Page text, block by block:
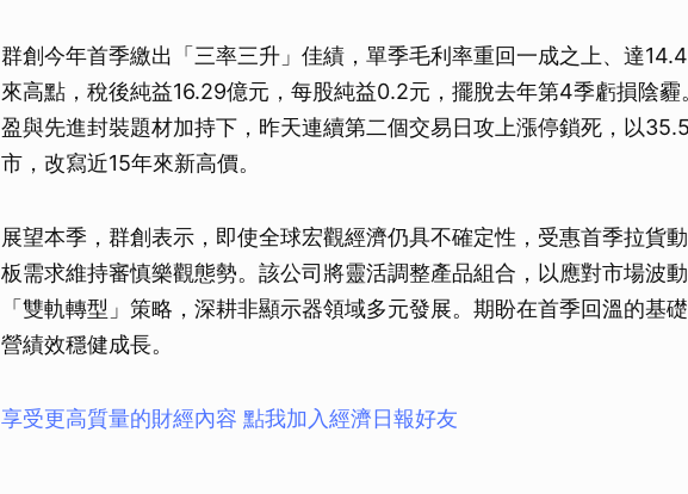
群創今年首季繳出「三率三升」佳績，單季毛利率重回一成之上、達
來高點，稅後純益16.29億元，每股純益0.2元，擺脫去年第4季虧損陰霾
盈與先進封裝題材加持下，昨天連續第二個交易日攻上漲停鎖死，以
市，改寫近15年來新高價。
展望本季，群創表示，即使全球宏觀經濟仍具不確定性，受惠首季拉貨
板需求維持審慎樂觀態勢。該公司將靈活調整產品組合，以應對市場波
「雙軌轉型」策略，深耕非顯示器領域多元發展。期盼在首季回溫的基
營績效穩健成長。
享受更高質量的財經內容 點我加入經濟日報好友